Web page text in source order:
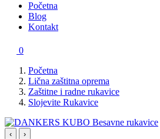
Početna
Blog
Kontakt
0
Početna
Lična zaštitna oprema
Zaštitne i radne rukavice
Slojevite Rukavice
‹ ›